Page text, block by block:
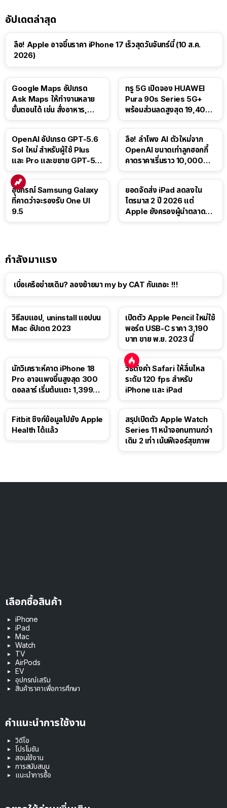
อัปเดตล่าสุด
ลือ! Apple อาจขึ้นราคา iPhone 17 เร็วสุดวันจันทร์นี้ (10 ส.ค.
2026)
Google Maps อัปเกรด
Ask Maps ให้ทำงานหลาย
ขั้นตอนได้ เช่น สั่งอาหาร,
ทรู 5G เปิดจอง HUAWEI
Pura 90s Series 5G+
พร้อมส่วนลดสูงสุด 19,400
OpenAI อัปเกรด GPT-5.6
Sol ใหม่ สำหรับผู้ใช้ Plus
และ Pro และขยาย GPT-5.6
ลือ! ลำโพง AI ตัวใหม่จาก
OpenAI ขนาดเท่าลูกฮอกกี้
คาดราคาเริ่มราว 10,000
อุปกรณ์ Samsung Galaxy
ที่คาดว่าจะรองรับ One UI
9.5
ยอดจัดส่ง iPad ลดลงใน
ไตรมาส 2 ปี 2026 แต่
Apple ยังครองผู้นำตลาด
กำลังมาแรง
เบื่อเครือข่ายเดิม? ลองย้ายมา my by CAT กันเถอะ !!!
วิธีลบแอป, uninstall แอปบน
Mac อัปเดต 2023
เปิดตัว Apple Pencil ใหม่ใช้
พอร์ต USB-C ราคา 3,190
บาท ขาย พ.ย. 2023 นี้
นักวิเคราะห์คาด iPhone 18
Pro อาจแพงขึ้นสูงสุด 300
ดอลลาร์ เริ่มต้นแตะ 1,399
วิธีตั้งค่า Safari ให้ลื่นไหล
ระดับ 120 fps สำหรับ
iPhone และ iPad
Fitbit ซิงก์ข้อมูลไปยัง Apple
Health ได้แล้ว
สรุปเปิดตัว Apple Watch
Series 11 หน้าจอทนทานกว่า
เดิม 2 เท่า เน้นฟีเจอร์สุขภาพ
เลือกซื้อสินค้า
iPhone
iPad
Mac
Watch
TV
AirPods
EV
อุปกรณ์เสริม
สินค้าราคาเพื่อการศึกษา
คำแนะนำการใช้งาน
วิดีโอ
โปรโมชัน
สอนใช้งาน
การสนับสนุน
แนะนำการซื้อ